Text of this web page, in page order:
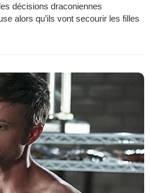
décisions draconiennes
alors qu’ils vont secourir les filles